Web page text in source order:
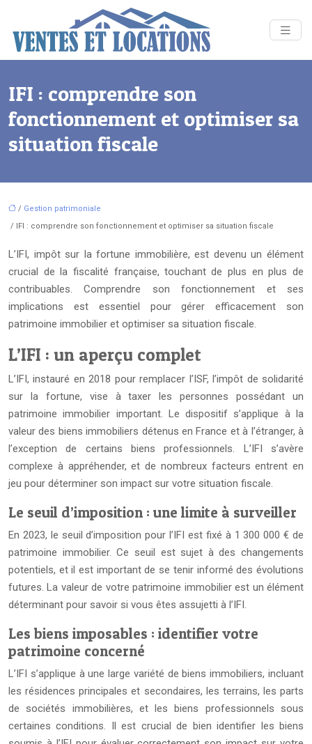
IFI : comprendre son
fonctionnement et optimiser sa
situation fiscale
/ Gestion patrimoniale
/ IFI : comprendre son fonctionnement et optimiser sa situation fiscale
L’IFI, impôt sur la fortune immobilière, est devenu un élément
crucial de la fiscalité française, touchant de plus en plus de
contribuables. Comprendre son fonctionnement et ses
implications est essentiel pour gérer efficacement son
patrimoine immobilier et optimiser sa situation fiscale.
L’IFI : un aperçu complet
L’IFI, instauré en 2018 pour remplacer l’ISF, l’impôt de solidarité
sur la fortune, vise à taxer les personnes possédant un
patrimoine immobilier important. Le dispositif s’applique à la
valeur des biens immobiliers détenus en France et à l’étranger, à
l’exception de certains biens professionnels. L’IFI s’avère
complexe à appréhender, et de nombreux facteurs entrent en
jeu pour déterminer son impact sur votre situation fiscale.
Le seuil d’imposition : une limite à surveiller
En 2023, le seuil d’imposition pour l’IFI est fixé à 1 300 000 € de
patrimoine immobilier. Ce seuil est sujet à des changements
potentiels, et il est important de se tenir informé des évolutions
futures. La valeur de votre patrimoine immobilier est un élément
déterminant pour savoir si vous êtes assujetti à l’IFI.
Les biens imposables : identifier votre
patrimoine concerné
L’IFI s’applique à une large variété de biens immobiliers, incluant
les résidences principales et secondaires, les terrains, les parts
de sociétés immobilières, et les biens professionnels sous
certaines conditions. Il est crucial de bien identifier les biens